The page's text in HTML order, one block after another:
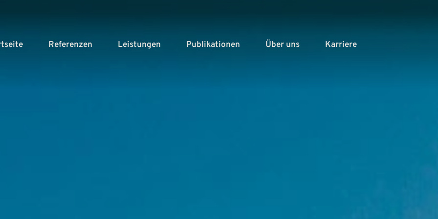
Referenzen Leistungen Publikationen Über uns Karriere